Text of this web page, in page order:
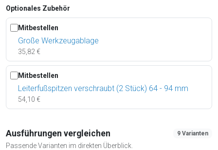
Optionales Zubehör
Mitbestellen
Große Werkzeugablage
35,82 €
Mitbestellen
Leiterfußspitzen verschraubt (2 Stück) 64 - 94 mm
54,10 €
Ausführungen vergleichen
Passende Varianten im direkten Überblick.
9 Varianten